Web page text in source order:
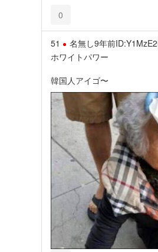
0
51 名無し9年前
ホワイトパワー
韓国人アイゴ〜